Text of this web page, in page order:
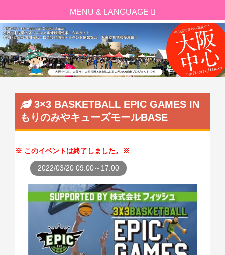
3×3 BASKETBALL EPIC GAMES IN
もりのみやキューズモールBASE
このイベントは終了しました。
2022/03/20 09:00～17:00